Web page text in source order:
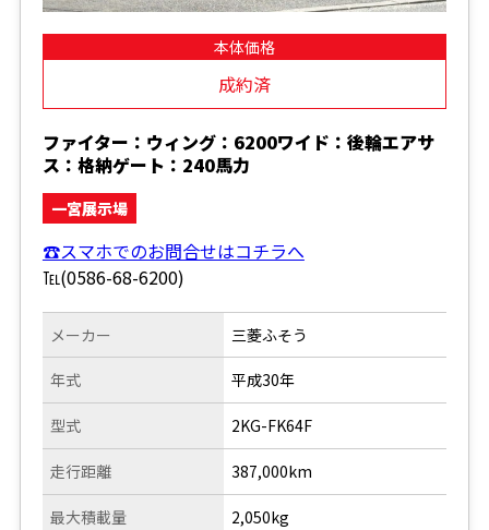
本体価格
成約済
ファイター：ウィング：6200ワイド：後輪エアサ
ス：格納ゲート：240馬力
一宮展示場
☎スマホでのお問合せはコチラへ
℡(0586-68-6200)
メーカー
年式
型式
走行距離
三菱ふそう
平成30年
2KG-FK64F
387,000km
最大積載量 2,050kg